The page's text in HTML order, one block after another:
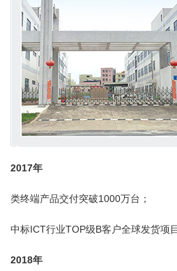
2017年
类终端产品交付突破1000万台；
中标ICT行业TOP级B客户全球发货项目
2018年